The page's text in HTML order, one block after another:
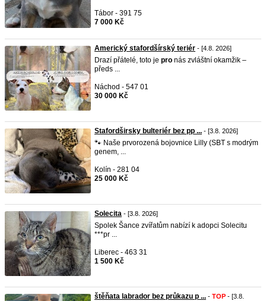
Tábor - 391 75
7 000 Kč
Americký stafordšírský teriér - [4.8. 2026]
Drazí přátelé, toto je pro nás zvláštní okamžik –
předs ...
Náchod - 547 01
30 000 Kč
Stafordširsky bulteriér bez pp ... - [3.8. 2026]
🐾 Naše prvorozená bojovnice Lilly (SBT s modrým
genem, ...
Kolín - 281 04
25 000 Kč
Solecita - [3.8. 2026]
Spolek Šance zvířatům nabízí k adopci Solecitu
***pr ...
Liberec - 463 31
1 500 Kč
štěňata labrador bez průkazu p ... - TOP - [3.8.